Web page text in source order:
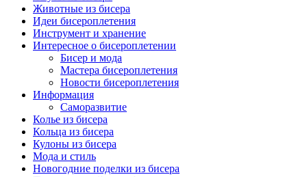
Животные из бисера
Идеи бисероплетения
Инструмент и хранение
Интересное о бисероплетении
Бисер и мода
Мастера бисероплетения
Новости бисероплетения
Информация
Саморазвитие
Колье из бисера
Кольца из бисера
Кулоны из бисера
Мода и стиль
Новогодние поделки из бисера